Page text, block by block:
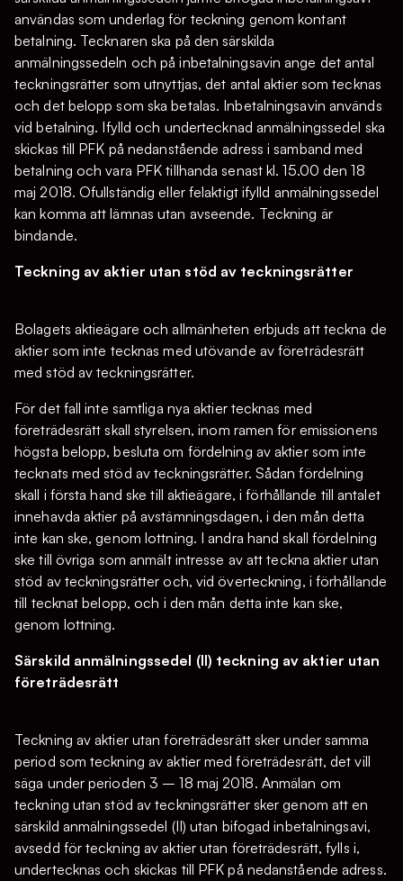
användas som underlag för teckning genom kontant
betalning. Tecknaren ska på den särskilda
anmälningssedeln och på inbetalningsavin ange det antal
teckningsrätter som utnyttjas, det antal aktier som tecknas
och det belopp som ska betalas. Inbetalningsavin används
vid betalning. Ifylld och undertecknad anmälningssedel ska
skickas till PFK på nedanstående adress i samband med
betalning och vara PFK tillhanda senast kl. 15.00 den 18
maj 2018. Ofullständig eller felaktigt ifylld anmälningssedel
kan komma att lämnas utan avseende. Teckning är
bindande.
Teckning av aktier utan stöd av teckningsrätter
Bolagets aktieägare och allmänheten erbjuds att teckna de
aktier som inte tecknas med utövande av företrädesrätt
med stöd av teckningsrätter.
För det fall inte samtliga nya aktier tecknas med
företrädesrätt skall styrelsen, inom ramen för emissionens
högsta belopp, besluta om fördelning av aktier som inte
tecknats med stöd av teckningsrätter. Sådan fördelning
skall i första hand ske till aktieägare, i förhållande till antalet
innehavda aktier på avstämningsdagen, i den mån detta
inte kan ske, genom lottning. I andra hand skall fördelning
ske till övriga som anmält intresse av att teckna aktier utan
stöd av teckningsrätter och, vid överteckning, i förhållande
till tecknat belopp, och i den mån detta inte kan ske,
genom lottning.
Särskild anmälningssedel (II) teckning av aktier utan
företrädesrätt
Teckning av aktier utan företrädesrätt sker under samma
period som teckning av aktier med företrädesrätt, det vill
säga under perioden 3 – 18 maj 2018. Anmälan om
teckning utan stöd av teckningsrätter sker genom att en
särskild anmälningssedel (II) utan bifogad inbetalningsavi,
avsedd för teckning av aktier utan företrädesrätt, fylls i,
undertecknas och skickas till PFK på nedanstående adress.